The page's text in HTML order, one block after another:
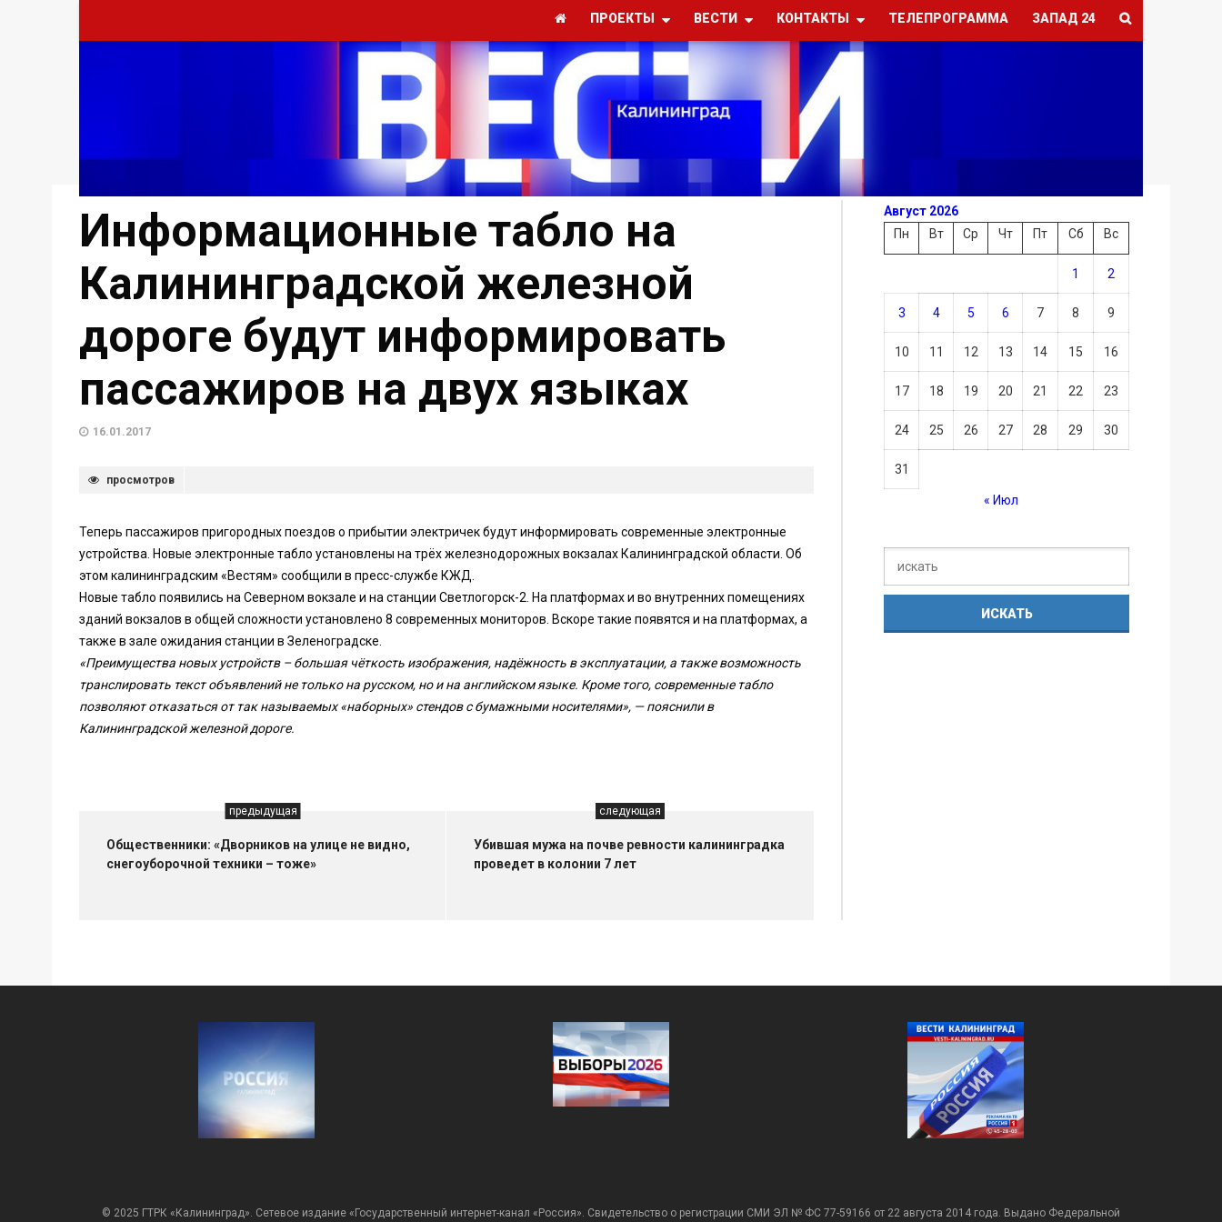
ПРОЕКТЫ ВЕСТИ КОНТАКТЫ ТЕЛЕПРОГРАММА ЗАПАД 24
Информационные табло на
Калининградской железной
дороге будут информировать
пассажиров на двух языках
16.01.2017
просмотров
Теперь пассажиров пригородных поездов о прибытии электричек будут информировать современные электронные
устройства. Новые электронные табло установлены на трёх железнодорожных вокзалах Калининградской области. Об
этом калининградским «Вестям» сообщили в пресс-службе КЖД.
Новые табло появились на Северном вокзале и на станции Светлогорск-2. На платформах и во внутренних помещениях
зданий вокзалов в общей сложности установлено 8 современных мониторов. Вскоре такие появятся и на платформах, а
также в зале ожидания станции в Зеленоградске.
«Преимущества новых устройств – большая чёткость изображения, надёжность в эксплуатации, а также возможность
транслировать текст объявлений не только на русском, но и на английском языке. Кроме того, современные табло
позволяют отказаться от так называемых «наборных» стендов с бумажными носителями», — пояснили в
Калининградской железной дороге.
предыдущая
Общественники: «Дворников на улице не видно,
снегоуборочной техники – тоже»
следующая
Убившая мужа на почве ревности калининградка
проведет в колонии 7 лет
Август 2026
Пн
Вт Ср Чт Пт Сб Вс
1 2
3 4 5 6 7 8 9
10 11 12 13 14 15 16
17 18 19 20 21 22 23
24 25 26 27 28 29 30
31
« Июл
© 2025 ГТРК «Калининград». Сетевое издание «Государственный интернет-канал «Россия». Свидетельство о регистрации СМИ ЭЛ № ФС 77-59166 от 22 августа 2014 года. Выдано Федеральной